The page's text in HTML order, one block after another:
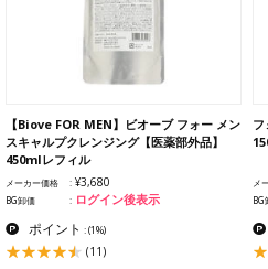
【Biove FOR MEN】ビオーブ フォー メン
スキャルプクレンジング【医薬部外品】
450mlレフィル
メーカー価格 ¥3,680
BG卸価 ログイン後表示
ポイント :(1%)
(11)
メ
BG